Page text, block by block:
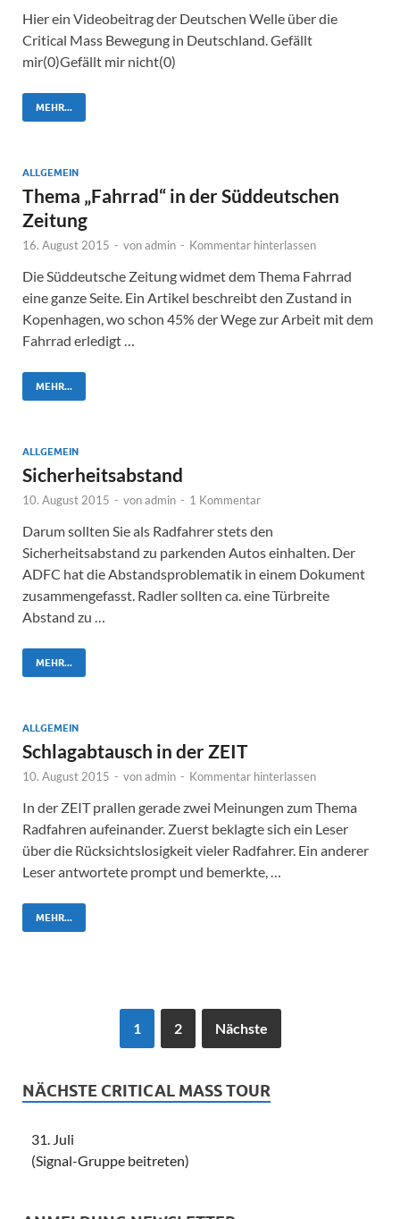
Hier ein Videobeitrag der Deutschen Welle über die
Critical Mass Bewegung in Deutschland. Gefällt
mir(0)Gefällt mir nicht(0)
MEHR...
ALLGEMEIN
Thema „Fahrrad“ in der Süddeutschen
Zeitung
16. August 2015 - vonadmin - Kommentar hinterlassen
Die Süddeutsche Zeitung widmet dem Thema Fahrrad
eine ganze Seite. Ein Artikel beschreibt den Zustand in
Kopenhagen, wo schon 45% der Wege zur Arbeit mit dem
Fahrrad erledigt …
MEHR...
ALLGEMEIN
Sicherheitsabstand
10. August 2015 - vonadmin - 1 Kommentar
Darum sollten Sie als Radfahrer stets den
Sicherheitsabstand zu parkenden Autos einhalten. Der
ADFC hat die Abstandsproblematik in einem Dokument
zusammengefasst. Radler sollten ca. eine Türbreite
Abstand zu …
MEHR...
ALLGEMEIN
Schlagabtausch in der ZEIT
10. August 2015 - vonadmin - Kommentar hinterlassen
In der ZEIT prallen gerade zwei Meinungen zum Thema
Radfahren aufeinander. Zuerst beklagte sich ein Leser
über die Rücksichtslosigkeit vieler Radfahrer. Ein anderer
Leser antwortete prompt und bemerkte, …
MEHR...
1 2 Nächste
NÄCHSTE CRITICAL MASS TOUR
31. Juli
(Signal-Gruppe beitreten)